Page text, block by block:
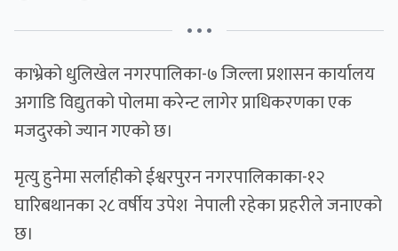
• • •
काभ्रेको धुलिखेल नगरपालिका-७ जिल्ला प्रशासन कार्यालय
अगाडि विद्युतको पोलमा करेन्ट लागेर प्राधिकरणका एक
मजदुरको ज्यान गएको छ।
मृत्यु हुनेमा सर्लाहीको ईश्वरपुरन नगरपालिकाका-१२
घारिबथानका २८ वर्षीय उपेश नेपाली रहेका प्रहरीले जनाएको
छ।